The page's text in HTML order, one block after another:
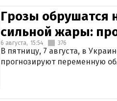
Грозы обрушатся
сильной жары:
6 августа, 15:54 376
В пятницу, 7 августа, в
прогнозируют переменную